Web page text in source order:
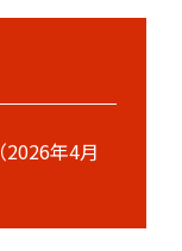
（2026年4月